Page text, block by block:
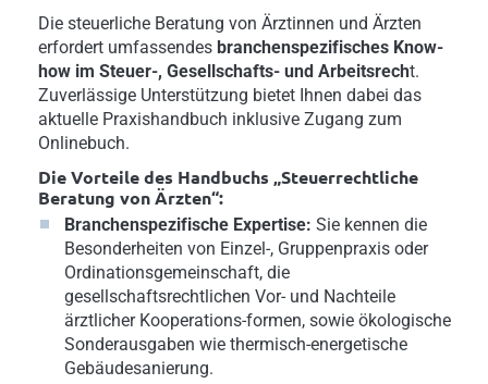
Die steuerliche Beratung von Ärztinnen und Ärzten
erfordert umfassendes branchenspezifisches Know-
how im Steuer-, Gesellschafts- und Arbeitsrecht.
Zuverlässige Unterstützung bietet Ihnen dabei das
aktuelle Praxishandbuch inklusive Zugang zum
Onlinebuch.
Die Vorteile des Handbuchs „Steuerrechtliche
Beratung von Ärzten“:
Branchenspezifische Expertise: Sie kennen die
Besonderheiten von Einzel-, Gruppenpraxis oder
Ordinationsgemeinschaft, die
gesellschaftsrechtlichen Vor- und Nachteile
ärztlicher Kooperations-formen, sowie ökologische
Sonderausgaben wie thermisch-energetische
Gebäudesanierung.